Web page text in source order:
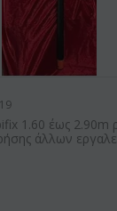
1.60 έως 2.90m
άλλων